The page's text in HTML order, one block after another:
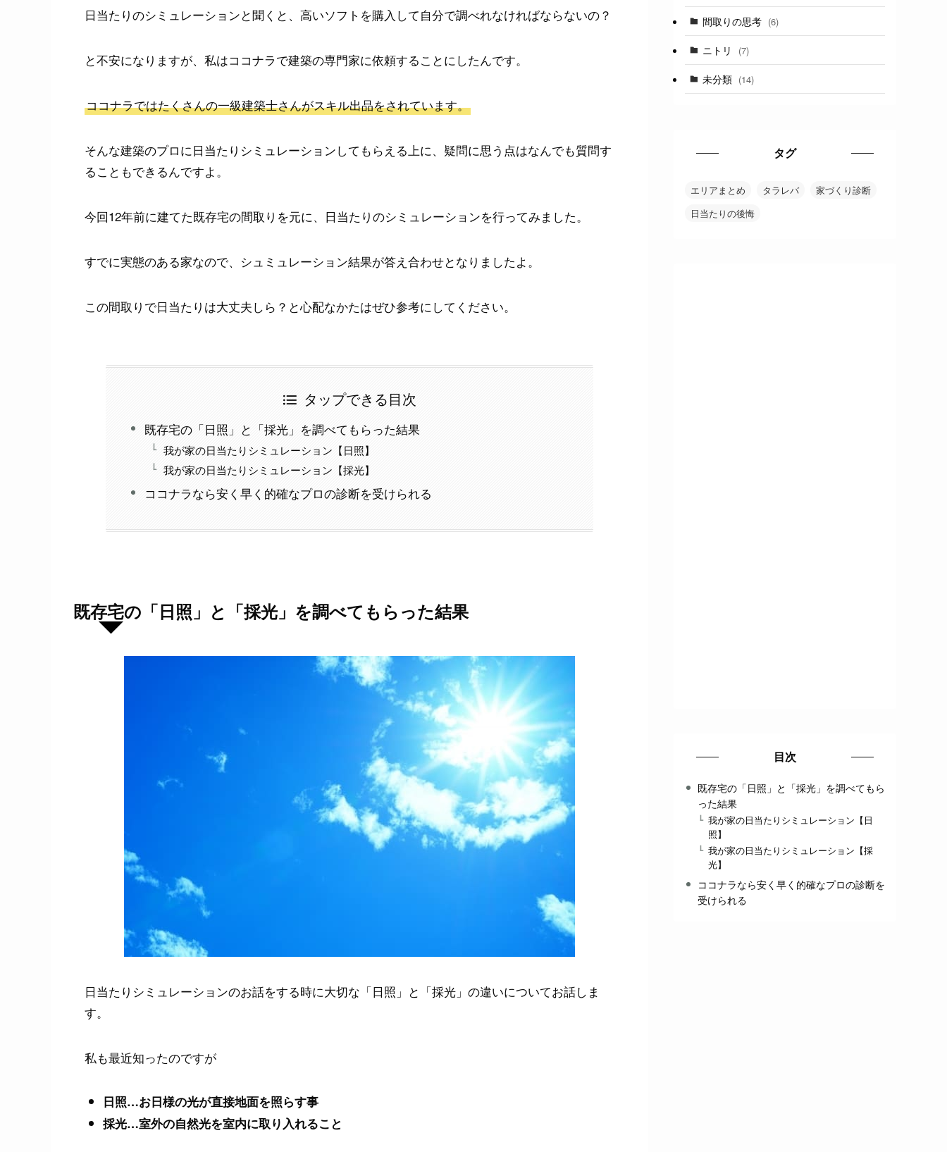
日当たりのシミュレーションと聞くと、高いソフトを購入して自分で調べれなければならないの？
と不安になりますが、私はココナラで建築の専門家に依頼することにしたんです。
ココナラではたくさんの一級建築士さんがスキル出品をされています。
そんな建築のプロに日当たりシミュレーションしてもらえる上に、疑問に思う点はなんでも質問す
ることもできるんですよ。
今回12年前に建てた既存宅の間取りを元に、日当たりのシミュレーションを行ってみました。
すでに実態のある家なので、シュミュレーション結果が答え合わせとなりましたよ。
この間取りで日当たりは大丈夫しら？と心配なかたはぜひ参考にしてください。
タップできる目次
既存宅の「日照」と「採光」を調べてもらった結果
我が家の日当たりシミュレーション【日照】
我が家の日当たりシミュレーション【採光】
ココナラなら安く早く的確なプロの診断を受けられる
既存宅の「日照」と「採光」を調べてもらった結果
日当たりシミュレーションのお話をする時に大切な「日照」と「採光」の違いについてお話しま
す。
私も最近知ったのですが
日照…お日様の光が直接地面を照らす事
採光…室外の自然光を室内に取り入れること
間取りの思考 (6)
ニトリ (7)
未分類 (14)
タグ
エリアまとめ タラレバ
家づくり診断
日当たりの後悔
目次
既存宅の「日照」と「採光」を調べてもら
った結果
我が家の日当たりシミュレーション【日
照】
我が家の日当たりシミュレーション【採
光】
ココナラなら安く早く的確なプロの診断を
受けられる